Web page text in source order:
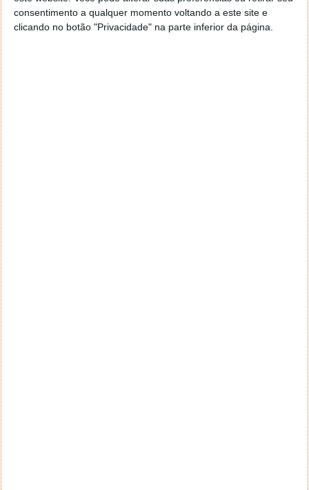
consentimento a qualquer momento voltando a este site e
clicando no botão "Privacidade" na parte inferior da página.